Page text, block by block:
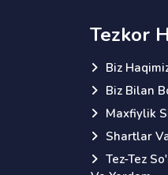
Tezkor
Biz
Biz Bilan
Maxfiylik
Shartlar
Tez-Tez